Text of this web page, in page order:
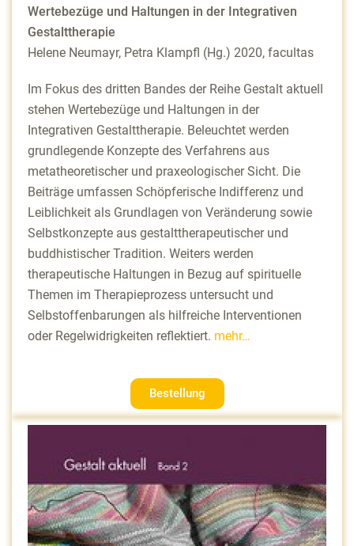
Wertebezüge und Haltungen in der Integrativen
Gestalttherapie
Helene Neumayr, Petra Klampfl (Hg.) 2020, facultas
Im Fokus des dritten Bandes der Reihe Gestalt aktuell
stehen Wertebezüge und Haltungen in der
Integrativen Gestalttherapie. Beleuchtet werden
grundlegende Konzepte des Verfahrens aus
metatheoretischer und praxeologischer Sicht. Die
Beiträge umfassen Schöpferische Indifferenz und
Leiblichkeit als Grundlagen von Veränderung sowie
Selbstkonzepte aus gestalttherapeutischer und
buddhistischer Tradition. Weiters werden
therapeutische Haltungen in Bezug auf spirituelle
Themen im Therapieprozess untersucht und
Selbstoffenbarungen als hilfreiche Interventionen
oder Regelwidrigkeiten reflektiert. mehr…
Bestellung